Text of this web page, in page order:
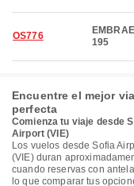
OS776
195
Encuentre el mejor
perfecta
Comienza tu viaje desde
Airport (VIE)
Los vuelos desde Sofia
(VIE) duran
cuando reservas con
lo que comparar tus